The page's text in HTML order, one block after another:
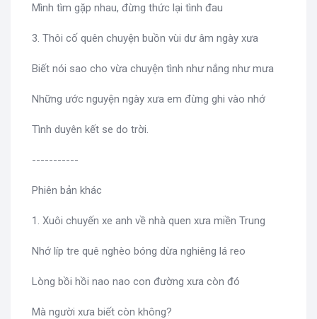
Mình tìm gặp nhau, đừng thức lại tình đau
3. Thôi cố quên chuyện buồn vùi dư âm ngày xưa
Biết nói sao cho vừa chuyện tình như nắng như mưa
Những ước nguyện ngày xưa em đừng ghi vào nhớ
Tình duyên kết se do trời.
-----------
Phiên bản khác
1. Xuôi chuyến xe anh về nhà quen xưa miền Trung
Nhớ líp tre quê nghèo bóng dừa nghiêng lá reo
Lòng bồi hồi nao nao con đường xưa còn đó
Mà người xưa biết còn không?